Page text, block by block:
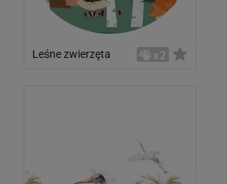
Leśne zwierzęta x2